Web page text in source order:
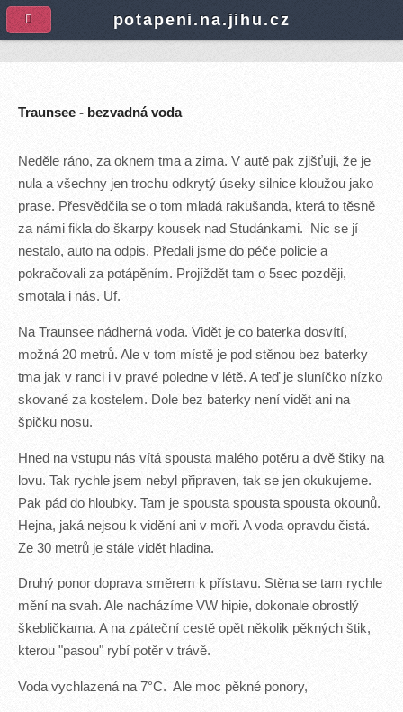
A
Traunsee - bezvadná voda
Neděle ráno, za oknem tma a zima. V autě pak zjišťuji, že je
nula a všechny jen trochu odkrytý úseky silnice kloužou jako
prase. Přesvědčila se o tom mladá rakušanda, která to těsně
za námi fikla do škarpy kousek nad Studánkami. Nic se jí
nestalo, auto na odpis. Předali jsme do péče policie a
pokračovali za potápěním. Projíždět tam o 5sec později,
smotala i nás. Uf.
Na Traunsee nádherná voda. Vidět je co baterka dosvítí,
možná 20 metrů. Ale v tom místě je pod stěnou bez baterky
tma jak v ranci i v pravé poledne v létě. A teď je sluníčko nízko
skované za kostelem. Dole bez baterky není vidět ani na
špičku nosu.
Hned na vstupu nás vítá spousta malého potěru a dvě štiky na
lovu. Tak rychle jsem nebyl připraven, tak se jen okukujeme.
Pak pád do hloubky. Tam je spousta spousta spousta okounů.
Hejna, jaká nejsou k vidění ani v moři. A voda opravdu čistá.
Ze 30 metrů je stále vidět hladina.
Druhý ponor doprava směrem k přístavu. Stěna se tam rychle
mění na svah. Ale nacházíme VW hipie, dokonale obrostlý
škebličkama. A na zpáteční cestě opět několik pěkných štik,
kterou "pasou" rybí potěr v trávě.
Voda vychlazená na 7°C. Ale moc pěkné ponory,
potapeni.na.jihu.cz